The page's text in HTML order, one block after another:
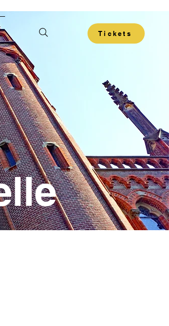
Tickets